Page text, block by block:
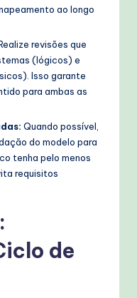
ao longo
revisões que
(lógicos) e
Isso garante
para ambas as
Quando possível,
do modelo para
tenha pelo menos
requisitos
de